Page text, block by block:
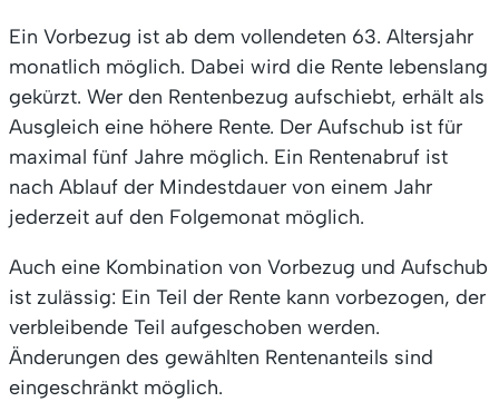
Ein Vorbezug ist ab dem vollendeten 63. Altersjahr
monatlich möglich. Dabei wird die Rente lebenslang
gekürzt. Wer den Rentenbezug aufschiebt, erhält als
Ausgleich eine höhere Rente. Der Aufschub ist für
maximal fünf Jahre möglich. Ein Rentenabruf ist
nach Ablauf der Mindestdauer von einem Jahr
jederzeit auf den Folgemonat möglich.
Auch eine Kombination von Vorbezug und Aufschub
ist zulässig: Ein Teil der Rente kann vorbezogen, der
verbleibende Teil aufgeschoben werden.
Änderungen des gewählten Rentenanteils sind
eingeschränkt möglich.